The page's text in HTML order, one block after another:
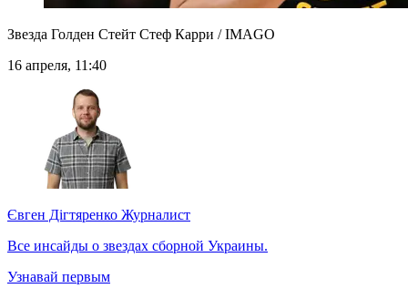
Звезда Голден Стейт Стеф Карри / IMAGO
16 апреля, 11:40
Євген Дігтяренко Журналист
Все инсайды о звездах сборной Украины.
Узнавай первым